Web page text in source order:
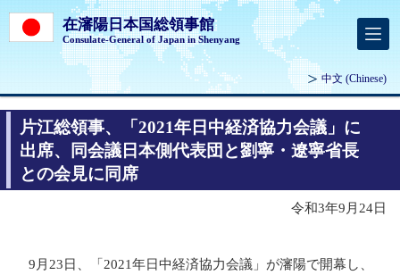
在瀋陽日本国総領事館
Consulate-General of Japan in Shenyang
中文 (Chinese)
片江総領事、「2021年日中経済協力会議」に
出席、同会議日本側代表団と劉寧・遼寧省長
との会見に同席
令和3年9月24日
9月23日、「2021年日中経済協力会議」が瀋陽で開幕し、